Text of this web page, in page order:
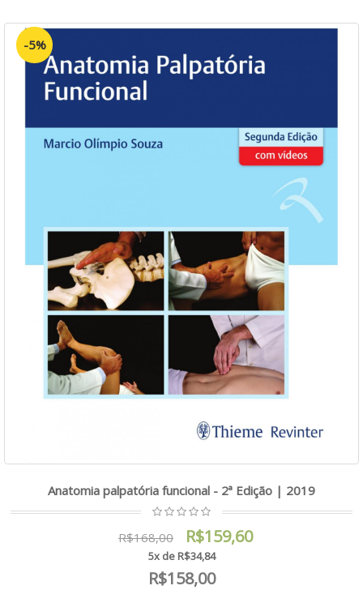
-5%
Anatomia palpatória funcional - 2ª Edição | 2019
R$168,00 R$159,60
5x de R$34,84
R$158,00